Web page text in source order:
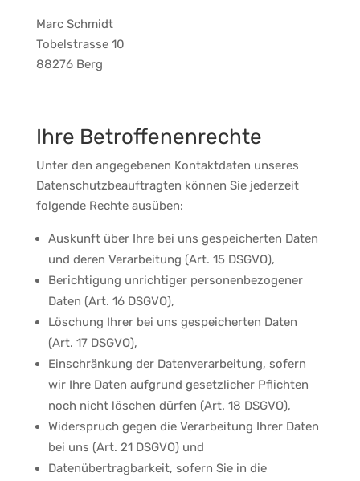
Marc Schmidt
Tobelstrasse 10
88276 Berg
Ihre Betroffenenrechte
Unter den angegebenen Kontaktdaten unseres
Datenschutzbeauftragten können Sie jederzeit
folgende Rechte ausüben:
Auskunft über Ihre bei uns gespeicherten Daten
und deren Verarbeitung (Art. 15 DSGVO),
Berichtigung unrichtiger personenbezogener
Daten (Art. 16 DSGVO),
Löschung Ihrer bei uns gespeicherten Daten
(Art. 17 DSGVO),
Einschränkung der Datenverarbeitung, sofern
wir Ihre Daten aufgrund gesetzlicher Pflichten
noch nicht löschen dürfen (Art. 18 DSGVO),
Widerspruch gegen die Verarbeitung Ihrer Daten
bei uns (Art. 21 DSGVO) und
Datenübertragbarkeit, sofern Sie in die